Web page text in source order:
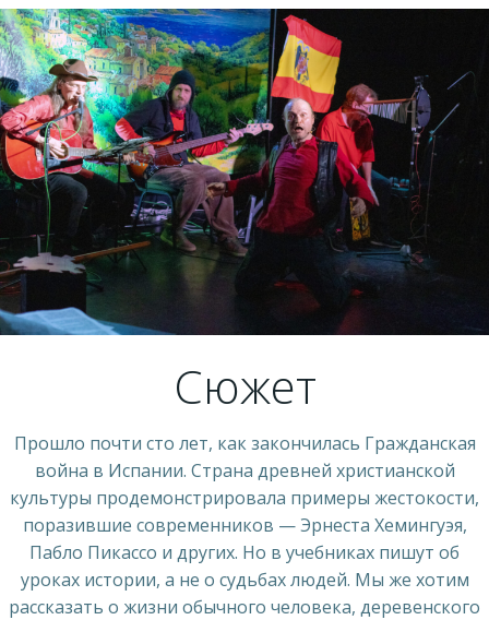
Сюжет
Прошло почти сто лет, как закончилась Гражданская
война в Испании. Страна древней христианской
культуры продемонстрировала примеры жестокости,
поразившие современников — Эрнеста Хемингуэя,
Пабло Пикассо и других. Но в учебниках пишут об
уроках истории, а не о судьбах людей. Мы же хотим
рассказать о жизни обычного человека, деревенского